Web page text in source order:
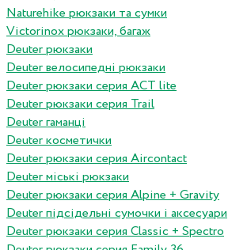
Naturehike рюкзаки та сумки
Victorinox рюкзаки, багаж
Deuter рюкзаки
Deuter велосипедні рюкзаки
Deuter рюкзаки серия ACT lite
Deuter рюкзаки серия Trail
Deuter гаманці
Deuter косметички
Deuter рюкзаки серия Aircontact
Deuter міські рюкзаки
Deuter рюкзаки серия Alpine + Gravity
Deuter підсідельні сумочки і аксесуари
Deuter рюкзаки серия Classic + Spectro